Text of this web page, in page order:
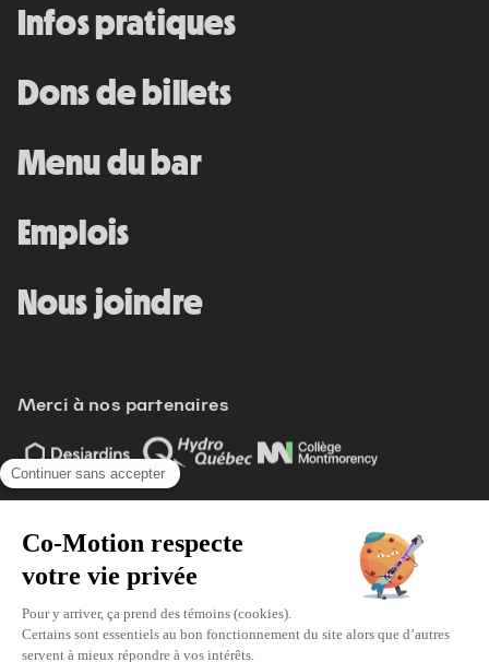
Infos pratiques
Dons de billets
Menu du bar
Emplois
Nous joindre
Merci à nos partenaires
Écoresponsabilité
Modifier vos préférences de cookies